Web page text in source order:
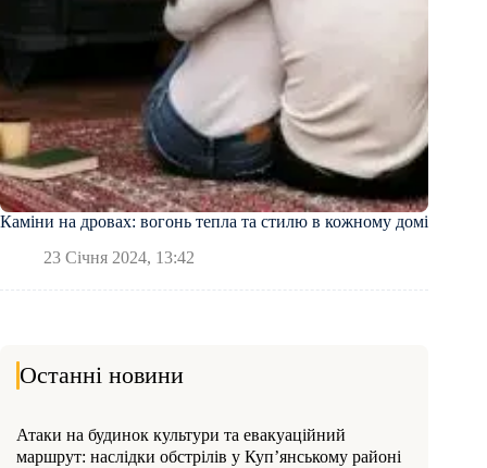
Каміни на дровах: вогонь тепла та стилю в кожному домі
23 Січня 2024, 13:42
Останні новини
Атаки на будинок культури та евакуаційний
маршрут: наслідки обстрілів у Куп’янському районі